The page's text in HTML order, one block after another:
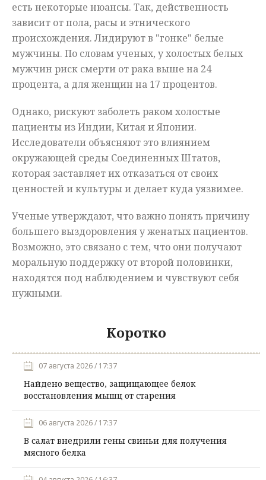
есть некоторые нюансы. Так, действенность
зависит от пола, расы и этнического
происхождения. Лидируют в "гонке" белые
мужчины. По словам ученых, у холостых белых
мужчин риск смерти от рака выше на 24
процента, а для женщин на 17 процентов.
Однако, рискуют заболеть раком холостые
пациенты из Индии, Китая и Японии.
Исследователи объясняют это влиянием
окружающей среды Соединенных Штатов,
которая заставляет их отказаться от своих
ценностей и культуры и делает куда уязвимее.
Ученые утверждают, что важно понять причину
большего выздоровления у женатых пациентов.
Возможно, это связано с тем, что они получают
моральную поддержку от второй половинки,
находятся под наблюдением и чувствуют себя
нужными.
Коротко
07 августа 2026 / 17:37
Найдено вещество, защищающее белок
восстановления мышц от старения
06 августа 2026 / 17:37
В салат внедрили гены свиньи для получения
мясного белка